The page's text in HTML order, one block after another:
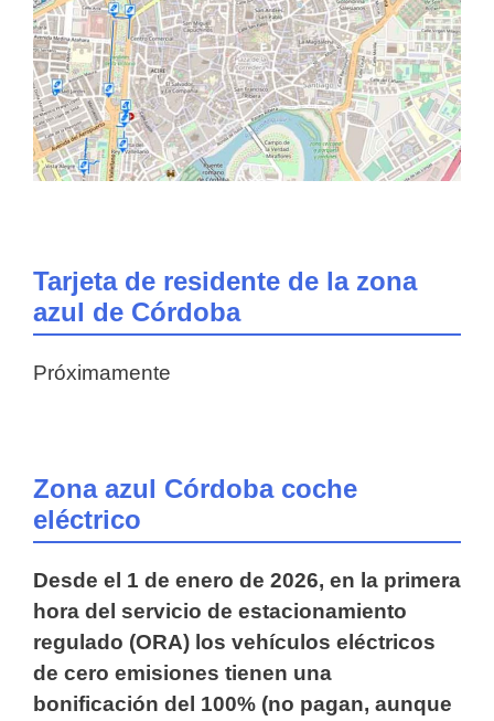
Tarjeta de residente de la zona
azul de Córdoba
Próximamente
Zona azul Córdoba coche
eléctrico
Desde el 1 de enero de 2026, en la primera
hora del servicio de estacionamiento
regulado (ORA) los vehículos eléctricos
de cero emisiones tienen una
bonificación del 100% (no pagan, aunque